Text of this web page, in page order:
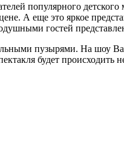
популярного
еще это яркое
гостей
пузырями. На шоу
будет происходить